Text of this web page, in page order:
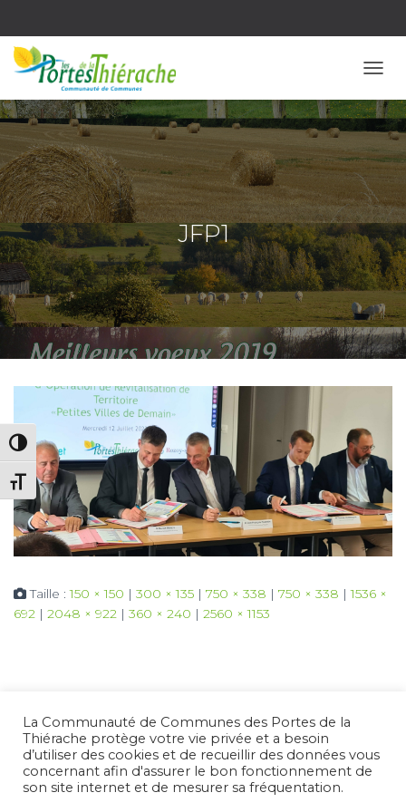
PASSER EN CONTRASTE ÉLEVÉ
CHANGER LA TAILLE DE LA POLICE
JFP1
Taille :150 × 150 | 300 × 135 | 750 × 338 | 750 × 338 | 1536 ×
692 | 2048 × 922 | 360 × 240 | 2560 × 1153
La Communauté de Communes des Portes de la
Thiérache protège votre vie privée et a besoin
d’utiliser des cookies et de recueillir des données vous
concernant afin d'assurer le bon fonctionnement de
son site internet et de mesurer sa fréquentation.